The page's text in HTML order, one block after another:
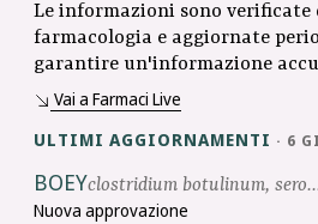
Le informazioni sono verificate
farmacologia e aggiornate
garantire un'informazione
Vai a Farmaci Live
ULTIMI AGGIORNAMENTI · 6
BOEYclostridium botulinum,
Nuova approvazione